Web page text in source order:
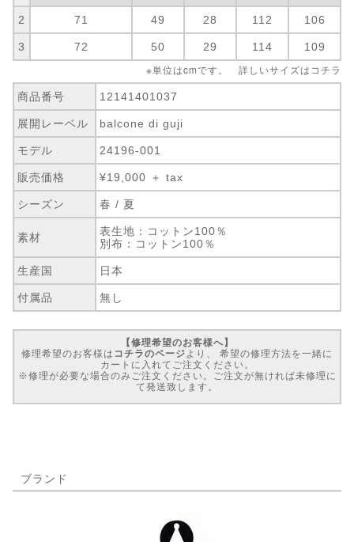
2 71 49 28 112 106
3 72 50 29 114 109
※単位はcmです。 詳しいサイズは コチラ
商品番号 12141401037
展開レーベル balcone di guji
モデル 24196-001
販売価格 ¥19,000 ＋ tax
シーズン 春 / 夏
素材
表生地：コットン100％
別布：コットン100％
生産国 日本
付属品 無し
【修理希望のお客様へ】
修理希望のお客様は コチラのページ より、 希望の修理方法を一緒に
カートに入れてご注文ください。
※修理が必要な場合のみご注文ください。ご注文が無ければ未修理に
て発送致します。
ブランド